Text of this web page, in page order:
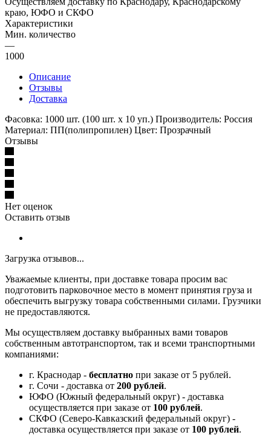
краю, ЮФО и СКФО
Характеристики
Мин. количество
—
1000
Описание
Отзывы
Доставка
Фасовка: 1000 шт. (100 шт. х 10 уп.) Производитель: Россия
Материал: ПП(полипропилен) Цвет: Прозрачный
Отзывы
Нет оценок
Оставить отзыв
Загрузка отзывов...
Уважаемые клиенты, при доставке товара просим вас
подготовить парковочное место в момент принятия груза и
обеспечить выгрузку товара собственными силами. Грузчики
не предоставляются.
Мы осуществляем доставку выбранных вами товаров
собственным автотранспортом, так и всеми транспортными
компаниями:
г. Краснодар - бесплатно при заказе от 5 рублей.
г. Сочи - доставка от 200 рублей.
ЮФО (Южный федеральный округ) - доставка
осуществляется при заказе от 100 рублей.
СКФО (Северо-Кавказский федеральный округ) -
доставка осуществляется при заказе от 100 рублей.